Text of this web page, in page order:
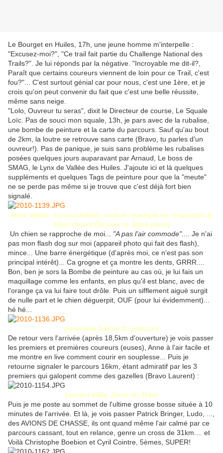
Le Bourget en Huiles, 17h, une jeune homme m'interpelle :
"Excusez-moi?", "Ce trail fait partie du Challenge National des
Trails?". Je lui réponds par la négative. "Incroyable me dit-il?,
Paraît que certains coureurs viennent de loin pour ce Trail, c'est
fou?"... C'est surtout génial car pour nous, c'est une 1ère, et je
crois qu'on peut convenir du fait que c'est une belle réussite,
même sans neige.
"Lolo, Ouvreur tu seras", dixit le Directeur de course, Le Squale
Loïc. Pas de souci mon squale, 13h, je pars avec de la rubalise,
une bombe de peinture et la carte du parcours. Sauf qu'au bout
de 2km, la loutre se retrouve sans carte (Bravo, tu parles d'un
ouvreur!). Pas de panique, je suis sans problème les rubalises
posées quelques jours auparavant par Arnaud, Le boss de
SMAG, le Lynx de Vallée des Huiles. J'ajoute ici et là quelques
suppléments et quelques Tags de peinture pour que la "meute"
ne se perde pas même si je trouve que c'est déjà fort bien
signalé.
Anne Valéro, ma coach(ette), montre l'exemple en remportant le
31km (bravo Elo pour ta 3ème place)
Un chien se rapproche de moi... "A pas l'air commode".... Je n'ai
pas mon flash dog sur moi (appareil photo qui fait des flash),
mince... Une barre énergétique (d'après moi, ce n'est pas son
principal intérêt)... Ca grogne et ça montre les dents, GRRR....
Bon, ben je sors la Bombe de peinture au cas où, je lui fais un
maquillage comme les enfants, en plus qu'il est blanc, avec de
l'orange ça va lui faire tout drôle. Puis un sifflement aiguë surgit
de nulle part et le chien déguerpit, OUF (pour lui évidemment)...
hé hé...
panorama balcon du parcours
De retour vers l'arrivée (après 18,5km d'ouverture) je vois passer
les premiers et premières coureurs (euses), Anne à l'air facile et
me montre en live comment courir en souplesse... Puis je
retourne signaler le parcours 16km, étant admiratif par les 3
premiers qui galopent comme des gazelles (Bravo Laurent) :
Laurent Vidal, 2ème du 16km
Puis je me poste au sommet de l'ultime grosse bosse située à 10
minutes de l'arrivée. Et là, je vois passer Patrick Bringer, Ludo, ...,
des AVIONS DE CHASSE, ils ont quand même l'air calmé par ce
parcours cassant, tout en relance, genre un cross de 31km.... et
Voilà Christophe Boebion et Cyril Cointre, 5èmes, SUPER!